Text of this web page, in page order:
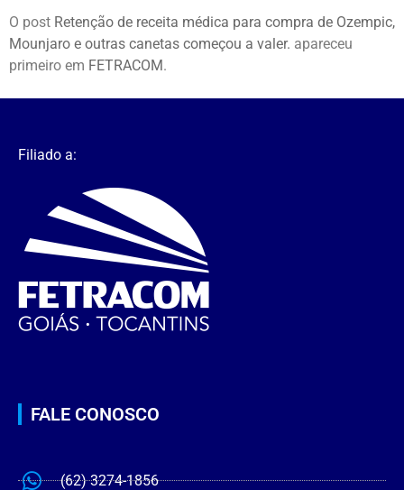
O post Retenção de receita médica para compra de Ozempic,
Mounjaro e outras canetas começou a valer. apareceu
primeiro em FETRACOM.
Filiado a:
FALE CONOSCO
(62) 3274-1856